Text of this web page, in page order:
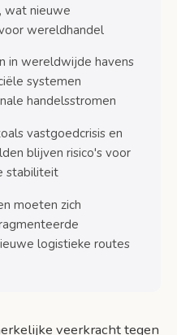
en
handelsstromen
VS-China tot november
in
wereldorde
Nederlandse bedrijven
wat nieuwe
wereldhandel
in wereldwijde havens
systemen
handelsstromen
vastgoedcrisis en
blijven risico's voor
stabiliteit
moeten zich
logistieke routes
veerkracht tegen